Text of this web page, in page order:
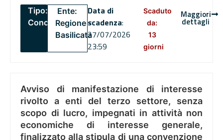
Tipo:
Concorsi
Ente:
Regione
Basilicata
Data di
scadenza:
27/07/2026
23:59
Scaduto
da:
13
giorni
Maggiori
dettagli
Avviso di manifestazione di interesse
rivolto a enti del terzo settore, senza
scopo di lucro, impegnati in attività non
economiche di interesse generale,
finalizzato alla stipula di una convenzione